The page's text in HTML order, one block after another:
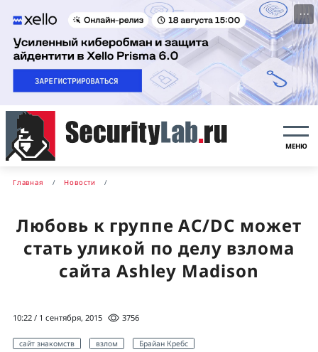
···
МЕНЮ
Главная Новости
Любовь к группе AC/DC может
стать уликой по делу взлома
сайта Ashley Madison
10:22 / 1 сентября, 2015 3756
сайт знакомств взлом Брайан Кребс